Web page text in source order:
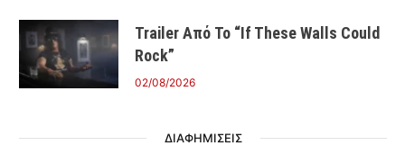
Trailer Από Το “If These Walls Could
Rock”
02/08/2026
ΔΙΑΦΗΜΙΣΕΙΣ